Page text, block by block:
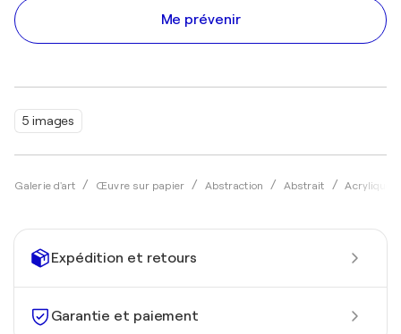
5 images
Galerie d'art Œuvre sur papier Abstraction Abstrait Acrylique
Me prévenir
Expédition et retours
Garantie et paiement